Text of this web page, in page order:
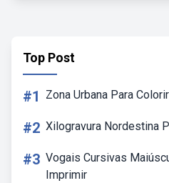
Top Post
#1 Zona Urbana Para Colorir
#2 Xilogravura Nordestina
#3 Vogais Cursivas
Imprimir